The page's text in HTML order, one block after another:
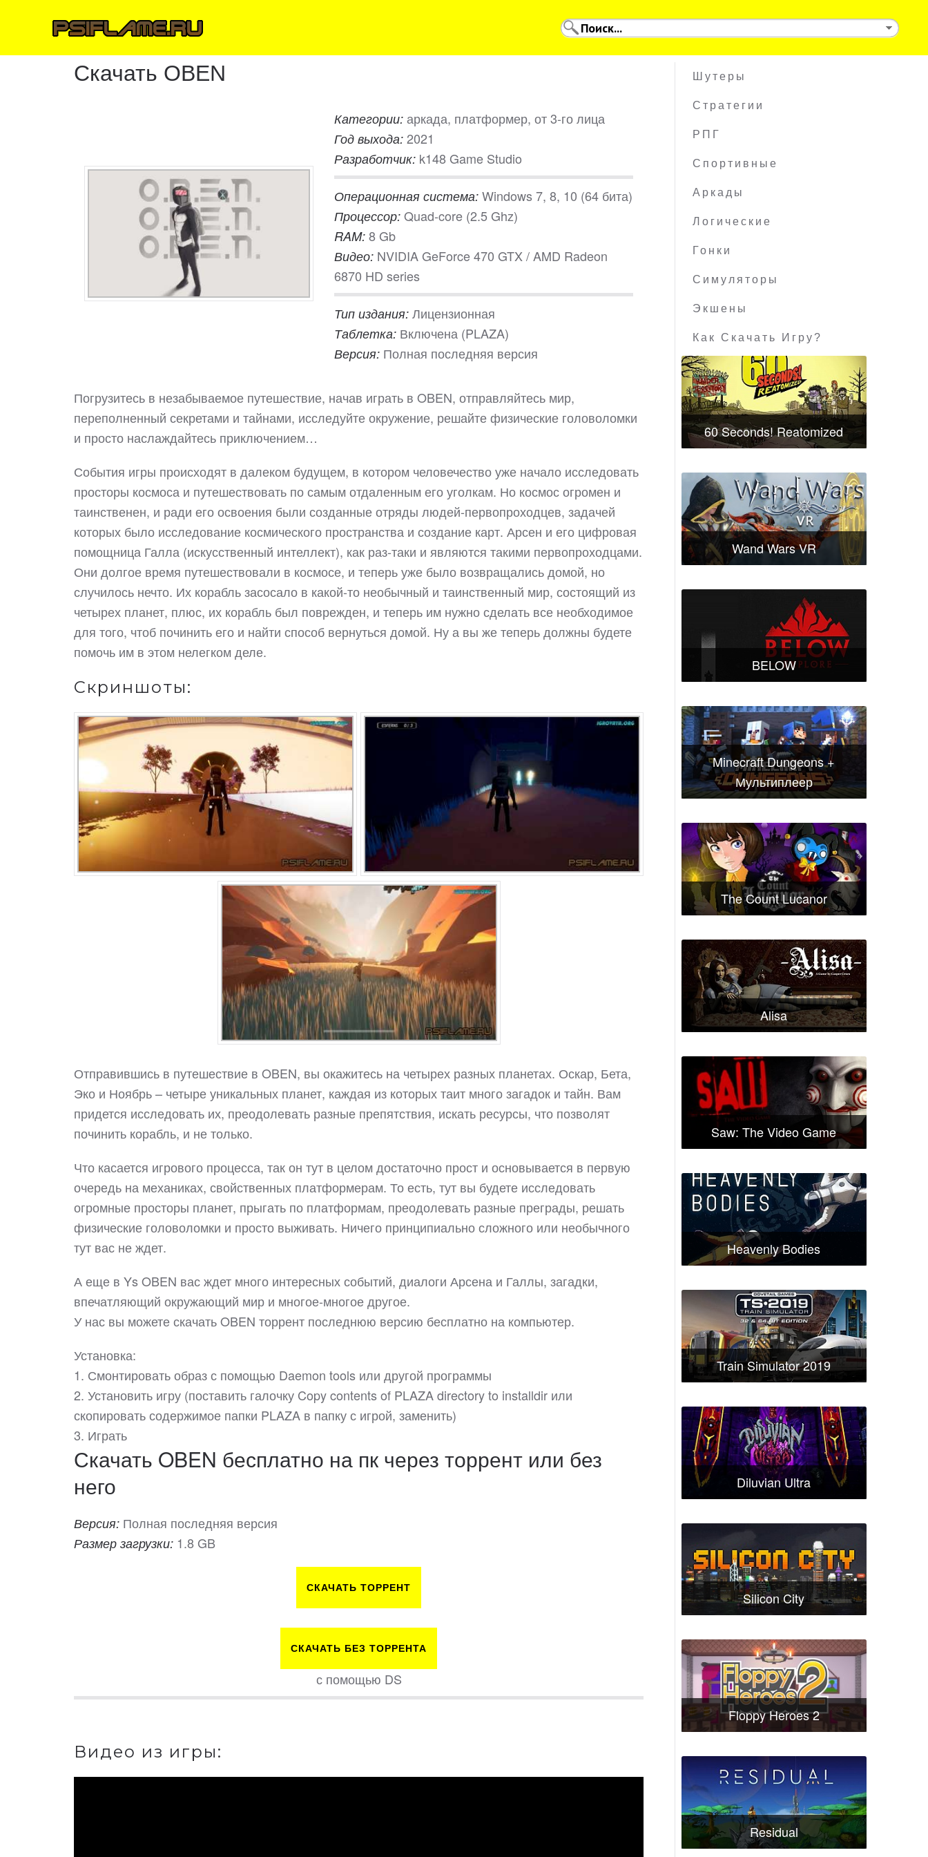
Скачать OBEN
Категории: аркада, платформер, от 3-го лица
Год выхода: 2021
Разработчик: k148 Game Studio
Операционная система: Windows 7, 8, 10 (64 бита)
Процессор: Quad-core (2.5 Ghz)
RAM: 8 Gb
Видео: NVIDIA GeForce 470 GTX / AMD Radeon
6870 HD series
Тип издания: Лицензионная
Таблетка: Включена (PLAZA)
Версия: Полная последняя версия
Погрузитесь в незабываемое путешествие, начав играть в OBEN, отправляйтесь мир,
переполненный секретами и тайнами, исследуйте окружение, решайте физические головоломки
и просто наслаждайтесь приключением…
События игры происходят в далеком будущем, в котором человечество уже начало исследовать
просторы космоса и путешествовать по самым отдаленным его уголкам. Но космос огромен и
таинственен, и ради его освоения были созданные отряды людей-первопроходцев, задачей
которых было исследование космического пространства и создание карт. Арсен и его цифровая
помощница Галла (искусственный интеллект), как раз-таки и являются такими первопроходцами.
Они долгое время путешествовали в космосе, и теперь уже было возвращались домой, но
случилось нечто. Их корабль засосало в какой-то необычный и таинственный мир, состоящий из
четырех планет, плюс, их корабль был поврежден, и теперь им нужно сделать все необходимое
для того, чтоб починить его и найти способ вернуться домой. Ну а вы же теперь должны будете
помочь им в этом нелегком деле.
Скриншоты:
Отправившись в путешествие в OBEN, вы окажитесь на четырех разных планетах. Оскар, Бета,
Эко и Ноябрь – четыре уникальных планет, каждая из которых таит много загадок и тайн. Вам
придется исследовать их, преодолевать разные препятствия, искать ресурсы, что позволят
починить корабль, и не только.
Что касается игрового процесса, так он тут в целом достаточно прост и основывается в первую
очередь на механиках, свойственных платформерам. То есть, тут вы будете исследовать
огромные просторы планет, прыгать по платформам, преодолевать разные преграды, решать
физические головоломки и просто выживать. Ничего принципиально сложного или необычного
тут вас не ждет.
А еще в Ys OBEN вас ждет много интересных событий, диалоги Арсена и Галлы, загадки,
впечатляющий окружающий мир и многое-многое другое.
У нас вы можете скачать OBEN торрент последнюю версию бесплатно на компьютер.
Установка:
1. Смонтировать образ с помощью Daemon tools или другой программы
2. Установить игру (поставить галочку Copy contents of PLAZA directory to installdir или
скопировать содержимое папки PLAZA в папку с игрой, заменить)
3. Играть
Скачать OBEN бесплатно на пк через торрент или без
него
Версия: Полная последняя версия
Размер загрузки: 1.8 GB
СКАЧАТЬ ТОРРЕНТ
СКАЧАТЬ БЕЗ ТОРРЕНТА
с помощью DS
Видео из игры:
Шутеры
Стратегии
РПГ
Спортивные
Аркады
Логические
Гонки
Симуляторы
Экшены
Как Скачать Игру?
60 Seconds! Reatomized
Wand Wars VR
BELOW
Minecraft Dungeons +
Мультиплеер
The Count Lucanor
Alisa
Saw: The Video Game
Heavenly Bodies
Train Simulator 2019
Diluvian Ultra
Silicon City
Floppy Heroes 2
Residual